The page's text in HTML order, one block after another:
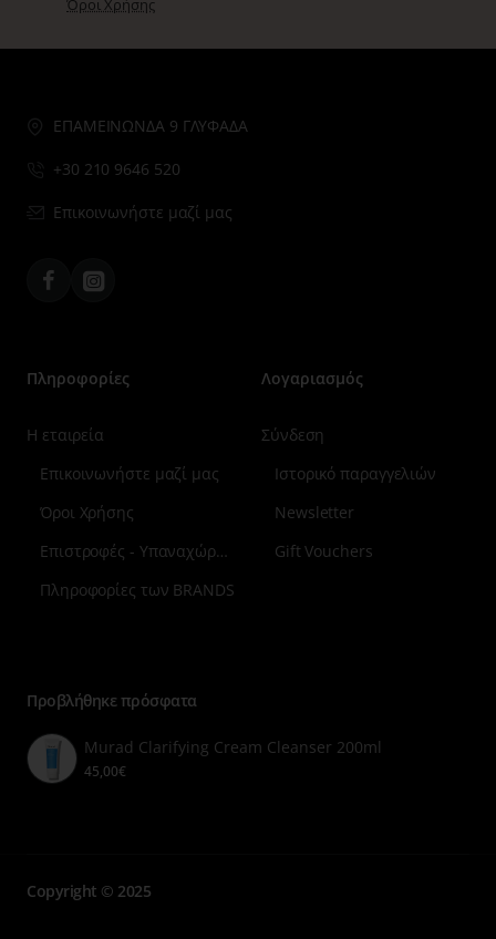
Όροι Χρήσης
ΕΠΑΜΕΙΝΩΝΔΑ 9 ΓΛΥΦΑΔΑ
+30 210 9646 520
Επικοινωνήστε μαζί μας
FacebookInstagram
Πληροφορίες
7
Η εταιρεία
Επικοινωνήστε μαζί μας
Όροι Χρήσης
Επιστροφές - Υπαναχώρηση
Πληροφορίες των BRANDS
Λογαριασμός
Σύνδεση
Ιστορικό παραγγελιών
Newsletter
Gift Vouchers
Προβλήθηκε πρόσφατα
Murad Clarifying Cream Cleanser 200ml
45,00€
Copyright © 2025